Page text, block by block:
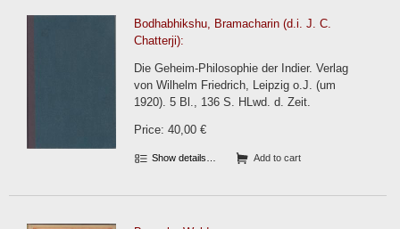
Bodhabhikshu, Bramacharin (d.i. J. C.
Chatterji):
Die Geheim-Philosophie der Indier. Verlag
von Wilhelm Friedrich, Leipzig o.J. (um
1920). 5 Bl., 136 S. HLwd. d. Zeit.
Price: 40,00 €
Show details… Add to cart